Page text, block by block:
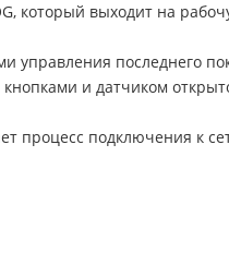
выходит на
управления последнего
и датчиком
процесс подключения к